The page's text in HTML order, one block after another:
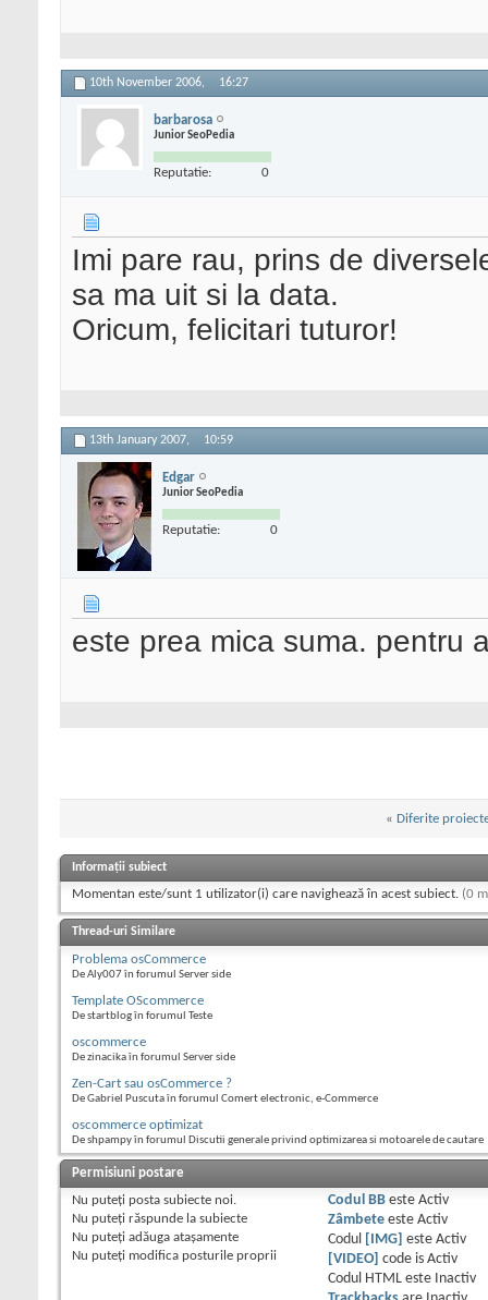
10th November 2006, 16:27
barbarosa
Junior SeoPedia
Reputatie: 0
Imi pare rau, prins de
sa ma uit si la data.
Oricum, felicitari tuturor!
13th January 2007, 10:59
Edgar
Junior SeoPedia
Reputatie: 0
este prea mica suma. pentru
« Diferite
Informații subiect
Momentan este/sunt 1 utilizator(i) care navighează în acest subiect. (0
Thread-uri Similare
Problema osCommerce
De Aly007 în forumul Server side
Template OScommerce
De startblog în forumul Teste
oscommerce
De zinacika în forumul Server side
Zen-Cart sau osCommerce ?
De Gabriel Puscuta în forumul Comert electronic, e-Commerce
oscommerce optimizat
De shpampy în forumul Discutii generale privind optimizarea si motoarele de cautare
Permisiuni postare
Nu puteţi posta subiecte noi.
Nu puteţi răspunde la subiecte
Nu puteţi adăuga ataşamente
Nu puteţi modifica posturile proprii
Codul BBeste Activ
Zâmbeteeste Activ
Codul
[IMG] este Activ
[VIDEO] code is Activ
Codul HTML este
Inactiv